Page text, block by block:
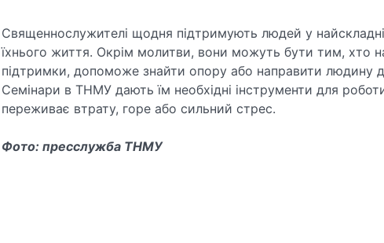
Священнослужителі щодня підтримують людей у
їхнього життя. Окрім молитви, вони можуть бути тим, хто
підтримки, допоможе знайти опору або направити людину
Семінари в ТНМУ дають їм необхідні інструменти для
переживає втрату, горе або сильний стрес.
Фото: пресслужба ТНМУ